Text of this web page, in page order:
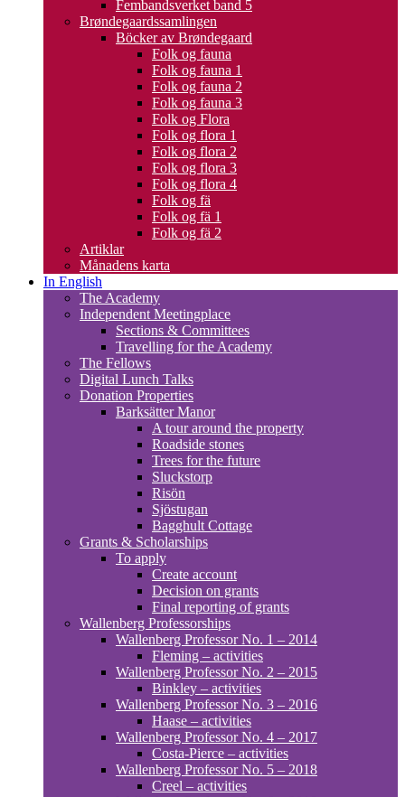
Fembandsverket band 5
Brøndegaardssamlingen
Böcker av Brøndegaard
Folk og fauna
Folk og fauna 1
Folk og fauna 2
Folk og fauna 3
Folk og Flora
Folk og flora 1
Folk og flora 2
Folk og flora 3
Folk og flora 4
Folk og fä
Folk og fä 1
Folk og fä 2
Artiklar
Månadens karta
In English
The Academy
Independent Meetingplace
Sections & Committees
Travelling for the Academy
The Fellows
Digital Lunch Talks
Donation Properties
Barksätter Manor
A tour around the property
Roadside stones
Trees for the future
Sluckstorp
Risön
Sjöstugan
Bagghult Cottage
Grants & Scholarships
To apply
Create account
Decision on grants
Final reporting of grants
Wallenberg Professorships
Wallenberg Professor No. 1 – 2014
Fleming – activities
Wallenberg Professor No. 2 – 2015
Binkley – activities
Wallenberg Professor No. 3 – 2016
Haase – activities
Wallenberg Professor No. 4 – 2017
Costa-Pierce – activities
Wallenberg Professor No. 5 – 2018
Creel – activities